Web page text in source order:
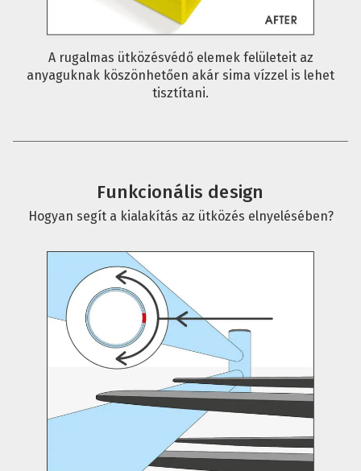
A rugalmas ütközésvédő elemek felületeit az
anyaguknak köszönhetően akár sima vízzel is lehet
tisztítani.
Funkcionális design
Hogyan segít a kialakítás az ütközés elnyelésében?